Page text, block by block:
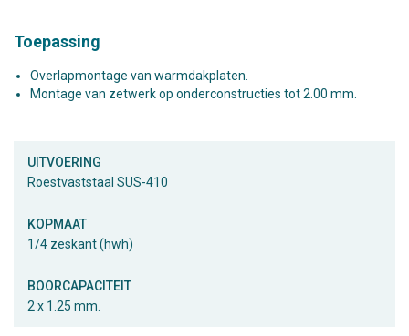
Toepassing
Overlapmontage van warmdakplaten.
Montage van zetwerk op onderconstructies tot 2.00 mm.
UITVOERING
Roestvaststaal SUS-410
KOPMAAT
1/4 zeskant (hwh)
BOORCAPACITEIT
2 x 1.25 mm.